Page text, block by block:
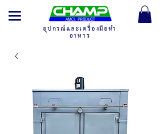
อุปกรณ์และเครื่องมือทำ
อาหาร